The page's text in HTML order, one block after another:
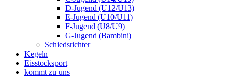
D-Jugend (U12/U13)
E-Jugend (U10/U11)
F-Jugend (U8/U9)
G-Jugend (Bambini)
Schiedsrichter
Kegeln
Eisstocksport
kommt zu uns